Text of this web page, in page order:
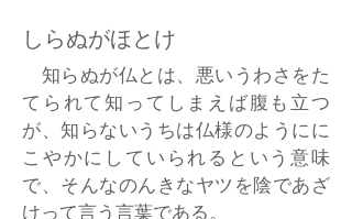
しらぬがほとけ
知らぬが仏とは、悪いうわさをた
てられて知ってしまえば腹も立つ
が、知らないうちは仏様のようにに
こやかにしていられるという意味
で、そんなのんきなヤツを陰であざ